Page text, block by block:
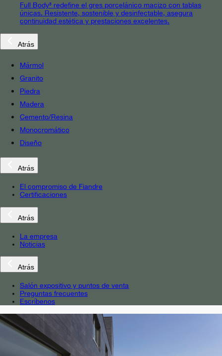
Full Body³ redefine el gres porcelánico macizo con tablas
únicas. Resistente, sostenible y desinfectable, asegura
continuidad estética y prestaciones excelentes.
Atrás
Mármol
Granito
Piedra
Madera
Cemento/Resina
Monocromático
Diseño
Atrás
El compromiso de Fiandre
Certificaciones
Atrás
La empresa
Noticias
Atrás
Salón expositivo y puntos de venta
Preguntas frecuentes
Escríbenos